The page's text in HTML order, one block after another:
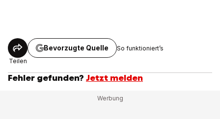
Teilen
Bevorzugte Quelle So funktioniert’s
Fehler gefunden? Jetzt melden